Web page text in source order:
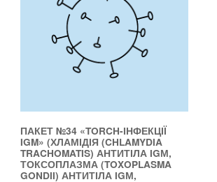
ПАКЕТ №34 «TORCH-ІНФЕКЦІЇ
IGM» (ХЛАМІДІЯ (CHLAMYDIA
TRACHOMATIS) АНТИТІЛА IGМ,
ТОКСОПЛАЗМА (TOXOPLASMA
GONDII) АНТИТІЛА IGМ,